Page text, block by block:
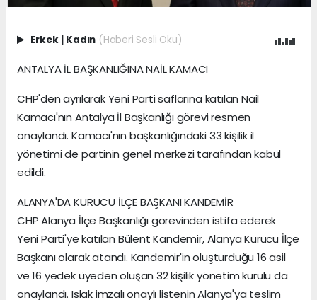
Erkek | Kadın (Haberi Sesli Oku)
ANTALYA İL BAŞKANLIĞINA NAİL KAMACI
CHP'den ayrılarak Yeni Parti saflarına katılan Nail
Kamacı'nın Antalya İl Başkanlığı görevi resmen
onaylandı. Kamacı'nın başkanlığındaki 33 kişilik il
yönetimi de partinin genel merkezi tarafından kabul
edildi.
ALANYA'DA KURUCU İLÇE BAŞKANI KANDEMİR
CHP Alanya İlçe Başkanlığı görevinden istifa ederek
Yeni Parti'ye katılan Bülent Kandemir, Alanya Kurucu İlçe
Başkanı olarak atandı. Kandemir'in oluşturduğu 16 asil
ve 16 yedek üyeden oluşan 32 kişilik yönetim kurulu da
onaylandı. Islak imzalı onaylı listenin Alanya'ya teslim